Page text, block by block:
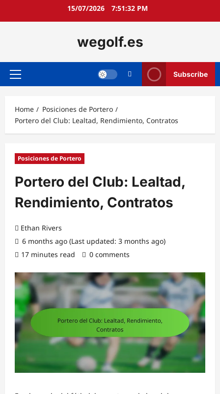
15/07/2026 7:51:34 PM
wegolf.es
Primary
Subscribe
Home
Posiciones de Portero
Portero del Club: Lealtad, Rendimiento, Contratos
Posiciones de Portero
Portero del Club: Lealtad,
Rendimiento, Contratos
Ethan Rivers
6 months ago (Last updated: 3 months ago)
17 minutes read
0 comments